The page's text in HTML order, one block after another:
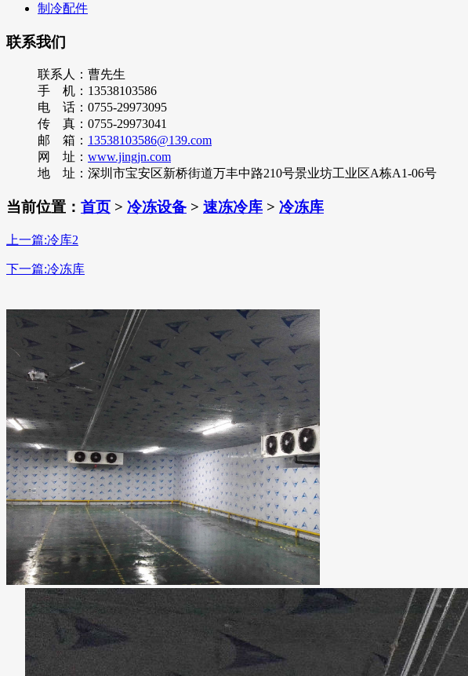
制冷配件
联系我们
联系人：曹先生
手 机：13538103586
电 话：0755-29973095
传 真：0755-29973041
邮 箱： 13538103586@139.com
网 址： www.jingjn.com
地 址：深圳市宝安区新桥街道万丰中路210号景业坊工业区A栋A1-06号
当前位置： 首页 > 冷冻设备 > 速冻冷库 > 冷冻库
上一篇:冷库2
下一篇:冷冻库